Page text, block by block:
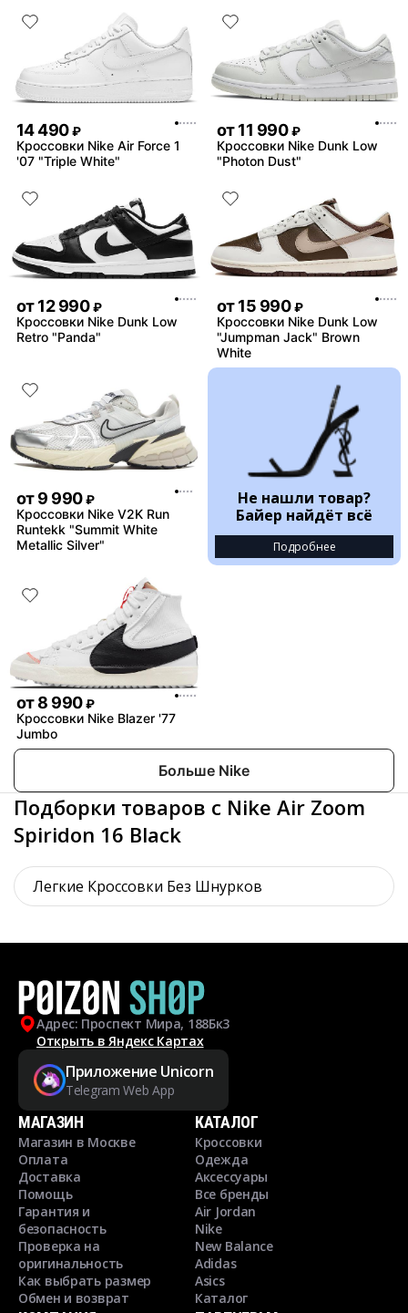
14 490 ₽
Кроссовки Nike Air Force 1
'07 "Triple White"
от11 990 ₽
Кроссовки Nike Dunk Low
"Photon Dust"
от12 990 ₽
Кроссовки Nike Dunk Low
Retro "Panda"
от15 990 ₽
Кроссовки Nike Dunk Low
"Jumpman Jack" Brown
White
от9 990 ₽
Кроссовки Nike V2K Run
Runtekk "Summit White
Metallic Silver"
Не нашли товар?
Байер найдёт всё
Подробнее
от8 990 ₽
Кроссовки Nike Blazer '77
Jumbo
Больше Nike
Подборки товаров с Nike Air Zoom
Spiridon 16 Black
Легкие Кроссовки Без Шнурков
Адрес: Проспект Мира, 188Бк3
Открыть в Яндекс Картах
Приложение Unicorn
Telegram Web App
МАГАЗИН
Магазин в Москве
Оплата
Доставка
Помощь
Гарантия и
безопасность
Проверка на
оригинальность
Как выбрать размер
Обмен и возврат
КАТАЛОГ
Кроссовки
Одежда
Аксессуары
Все бренды
Air Jordan
Nike
New Balance
Adidas
Asics
Каталог